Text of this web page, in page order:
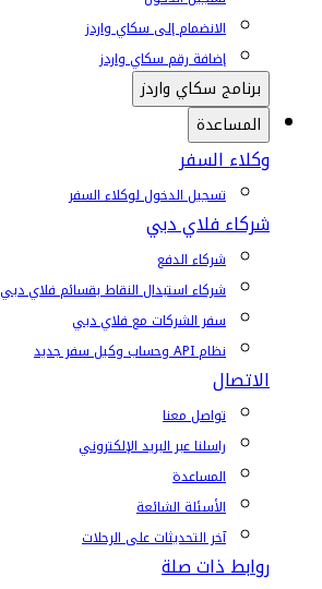
الانضمام إلى سكاي واردز
إضافة رقم سكاي واردز
برنامج سكاي واردز
المساعدة
وكلاء السفر
تسجيل الدخول لوكلاء السفر
شركاء فلاي دبي
شركاء الدفع
شركاء استبدال النقاط بقسائم فلاي دبي
سفر الشركات مع فلاي دبي
نظام API وحساب وكيل سفر جديد
الاتصال
تواصل معنا
راسلنا عبر البريد الإلكتروني
المساعدة
الأسئلة الشائعة
آخر التحديثات على الرحلات
روابط ذات صلة